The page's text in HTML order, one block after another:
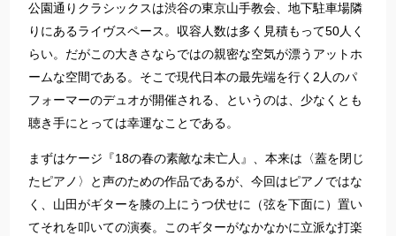
公園通りクラシックスは渋谷の東京山手教会、地下駐車場隣
りにあるライヴスペース。収容人数は多く見積もって50人く
らい。だがこの大きさならではの親密な空気が漂うアットホ
ームな空間である。そこで現代日本の最先端を行く2人のパ
フォーマーのデュオが開催される、というのは、少なくとも
聴き手にとっては幸運なことである。
まずはケージ『18の春の素敵な未亡人』、本来は〈蓋を閉じ
たピアノ〉と声のための作品であるが、今回はピアノではな
く、山田がギターを膝の上にうつ伏せに（弦を下面に）置い
てそれを叩いての演奏。このギターがなかなかに立派な打楽